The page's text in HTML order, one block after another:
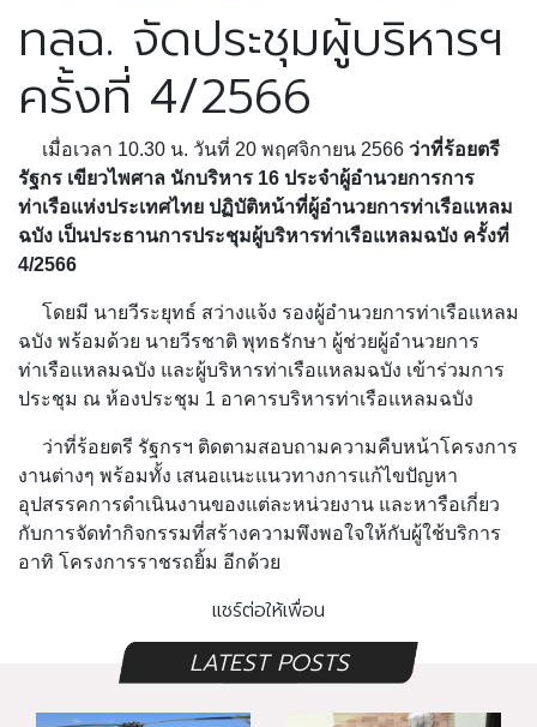
ทลฉ. จัดประชุมผู้บริหารฯ
ครั้งที่ 4/2566
เมื่อเวลา 10.30 น. วันที่ 20 พฤศจิกายน 2566 ว่าที่ร้อยตรี
รัฐกร เขียวไพศาล นักบริหาร 16 ประจำผู้อำนวยการการ
ท่าเรือแห่งประเทศไทย ปฏิบัติหน้าที่ผู้อำนวยการท่าเรือแหลม
ฉบัง เป็นประธานการประชุมผู้บริหารท่าเรือแหลมฉบัง ครั้งที่
4/2566
โดยมี นายวีระยุทธ์ สว่างแจ้ง รองผู้อำนวยการท่าเรือแหลม
ฉบัง พร้อมด้วย นายวีรชาติ พุทธรักษา ผู้ช่วยผู้อำนวยการ
ท่าเรือแหลมฉบัง และผู้บริหารท่าเรือแหลมฉบัง เข้าร่วมการ
ประชุม ณ ห้องประชุม 1 อาคารบริหารท่าเรือแหลมฉบัง
ว่าที่ร้อยตรี รัฐกรฯ ติดตามสอบถามความคืบหน้าโครงการ
งานต่างๆ พร้อมทั้ง เสนอแนะแนวทางการแก้ไขปัญหา
อุปสรรคการดำเนินงานของแต่ละหน่วยงาน และหารือเกี่ยว
กับการจัดทำกิจกรรมที่สร้างความพึงพอใจให้กับผู้ใช้บริการ
อาทิ โครงการราชรถยิ้ม อีกด้วย
แชร์ต่อให้เพื่อน
LATEST POSTS